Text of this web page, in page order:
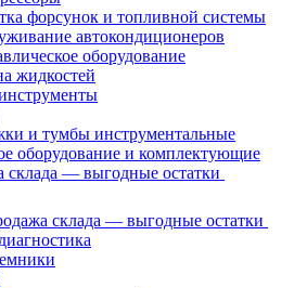
форсунок и топливной системы
автокондиционеров
оборудование
жидкостей
и тумбы инструментальные
оборудование и комплектующие
склада — выгодные остатки
склада — выгодные остатки